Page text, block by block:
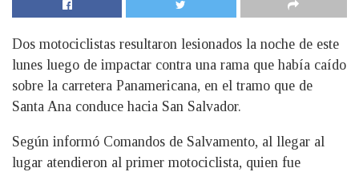
Dos motociclistas resultaron lesionados la noche de este
lunes luego de impactar contra una rama que había caído
sobre la carretera Panamericana, en el tramo que de
Santa Ana conduce hacia San Salvador.
Según informó Comandos de Salvamento, al llegar al
lugar atendieron al primer motociclista, quien fue